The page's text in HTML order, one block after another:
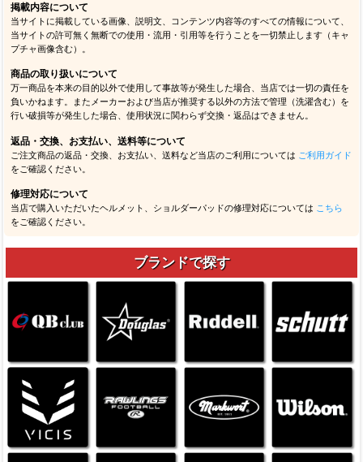
掲載内容について
当サイトに掲載している画像、説明文、コンテンツ内容等のすべての情報について、
当サイトの許可無く無断での使用・流用・引用等を行うことを一切禁止します（キャ
プチャ画像含む）。
商品の取り扱いについて
万一商品を本来の目的以外で使用して事故等が発生した場合、当店では一切の責任を
負いかねます。またメーカーおよび当店が推奨する以外の方法で管理（洗濯含む）を
行い破損等が発生した場合、使用状況に関わらず交換・返品はできません。
返品・交換、お支払い、送料等について
ご注文商品の返品・交換、お支払い、送料など当店のご利用については ご利用ガイド
をご確認ください。
修理対応について
当店で購入いただいたヘルメット、ショルダーパッドの修理対応については こちら
をご確認ください。
ブランドで探す